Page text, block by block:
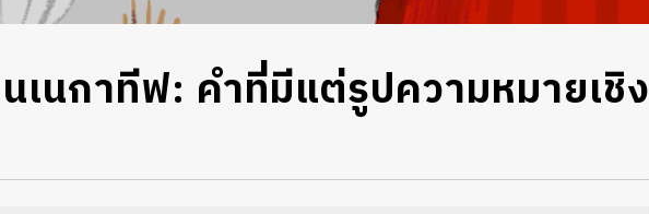
เนกาทีฟ: คำที่มีแต่รูปความหมายเชิง